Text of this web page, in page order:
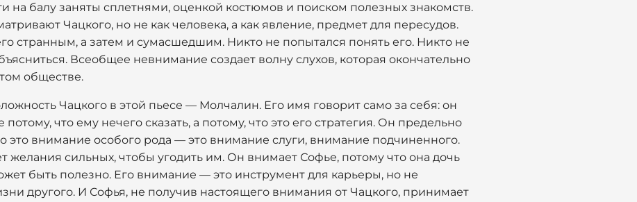
на балу заняты сплетнями, оценкой костюмов и поиском полезных знакомств.
Чацкого, но не как человека, а как явление, предмет для пересудов.
странным, а затем и сумасшедшим. Никто не попытался понять его. Никто не
Всеобщее невнимание создает волну слухов, которая окончательно
обществе.
Чацкого в этой пьесе — Молчалин. Его имя говорит само за себя: он
что ему нечего сказать, а потому, что это его стратегия. Он предельно
это внимание особого рода — это внимание слуги, внимание подчиненного.
желания сильных, чтобы угодить им. Он внимает Софье, потому что она дочь
быть полезно. Его внимание — это инструмент для карьеры, но не
другого. И Софья, не получив настоящего внимания от Чацкого, принимает